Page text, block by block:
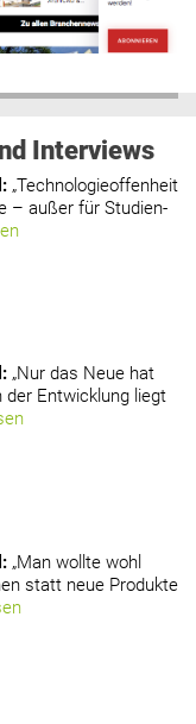
Interviews
: „Technologieoffenheit
– außer für Studien-
: „Nur das Neue hat
der Entwicklung liegt
: „Man wollte wohl
statt neue Produkte